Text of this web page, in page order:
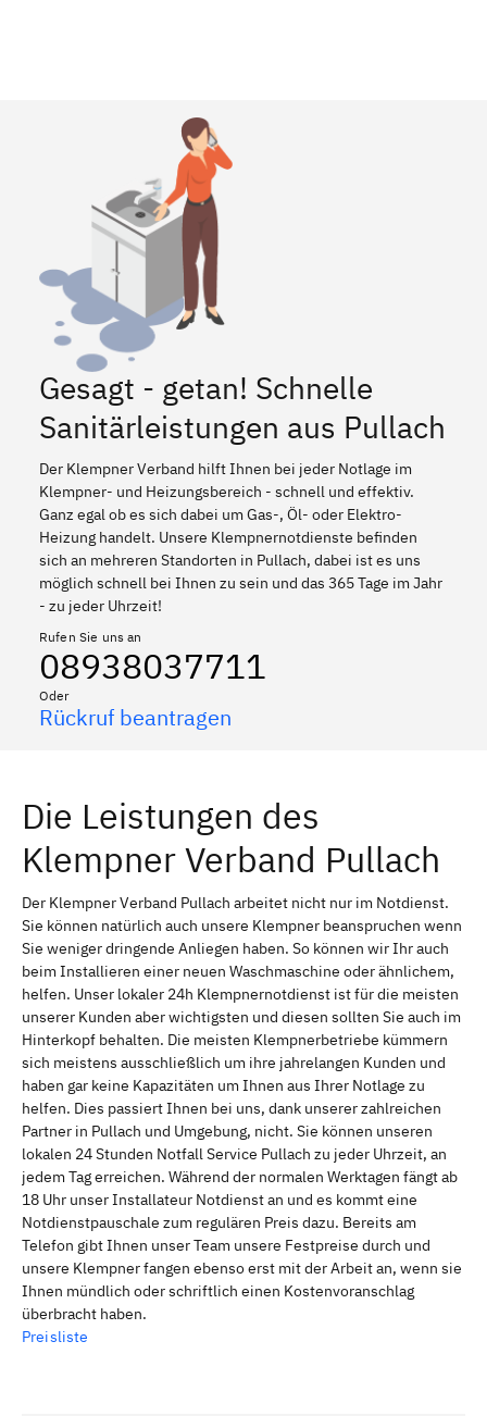
Gesagt - getan! Schnelle
Sanitärleistungen aus Pullach
Der Klempner Verband hilft Ihnen bei jeder Notlage im
Klempner- und Heizungsbereich - schnell und effektiv.
Ganz egal ob es sich dabei um Gas-, Öl- oder Elektro-
Heizung handelt. Unsere Klempnernotdienste befinden
sich an mehreren Standorten in Pullach, dabei ist es uns
möglich schnell bei Ihnen zu sein und das 365 Tage im Jahr
- zu jeder Uhrzeit!
Rufen Sie uns an
08938037711
Oder
Rückruf beantragen
Die Leistungen des
Klempner Verband Pullach
Der Klempner Verband Pullach arbeitet nicht nur im Notdienst.
Sie können natürlich auch unsere Klempner beanspruchen wenn
Sie weniger dringende Anliegen haben. So können wir Ihr auch
beim Installieren einer neuen Waschmaschine oder ähnlichem,
helfen. Unser lokaler 24h Klempnernotdienst ist für die meisten
unserer Kunden aber wichtigsten und diesen sollten Sie auch im
Hinterkopf behalten. Die meisten Klempnerbetriebe kümmern
sich meistens ausschließlich um ihre jahrelangen Kunden und
haben gar keine Kapazitäten um Ihnen aus Ihrer Notlage zu
helfen. Dies passiert Ihnen bei uns, dank unserer zahlreichen
Partner in Pullach und Umgebung, nicht. Sie können unseren
lokalen 24 Stunden Notfall Service Pullach zu jeder Uhrzeit, an
jedem Tag erreichen. Während der normalen Werktagen fängt ab
18 Uhr unser Installateur Notdienst an und es kommt eine
Notdienstpauschale zum regulären Preis dazu. Bereits am
Telefon gibt Ihnen unser Team unsere Festpreise durch und
unsere Klempner fangen ebenso erst mit der Arbeit an, wenn sie
Ihnen mündlich oder schriftlich einen Kostenvoranschlag
überbracht haben.
Preisliste